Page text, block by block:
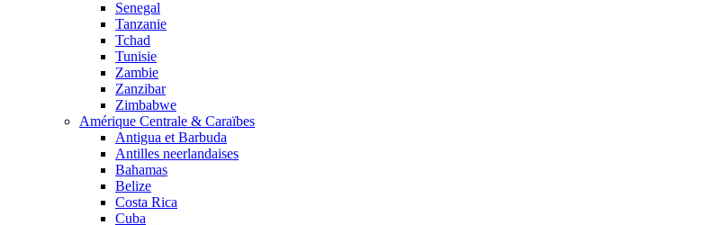
Senegal
Tanzanie
Tchad
Tunisie
Zambie
Zanzibar
Zimbabwe
Amérique Centrale & Caraïbes
Antigua et Barbuda
Antilles neerlandaises
Bahamas
Belize
Costa Rica
Cuba